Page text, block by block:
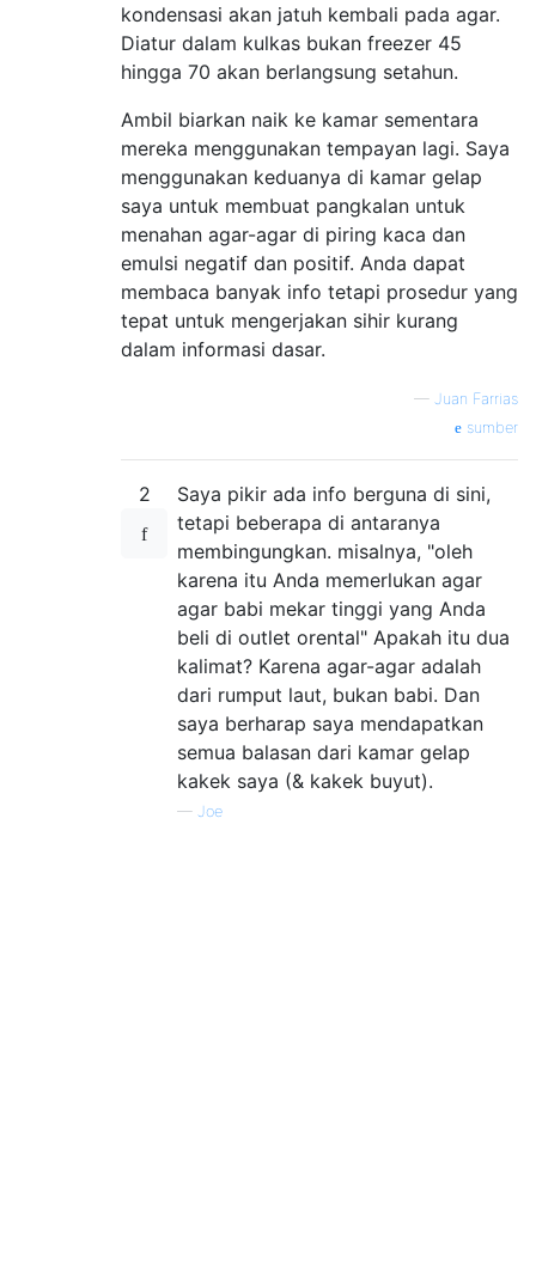
kondensasi akan jatuh kembali pada agar.
Diatur dalam kulkas bukan freezer 45
hingga 70 akan berlangsung setahun.
Ambil biarkan naik ke kamar sementara
mereka menggunakan tempayan lagi. Saya
menggunakan keduanya di kamar gelap
saya untuk membuat pangkalan untuk
menahan agar-agar di piring kaca dan
emulsi negatif dan positif. Anda dapat
membaca banyak info tetapi prosedur yang
tepat untuk mengerjakan sihir kurang
dalam informasi dasar.
— Juan Farrias
sumber
2
Saya pikir ada info berguna di sini,
tetapi beberapa di antaranya
membingungkan. misalnya, "oleh
karena itu Anda memerlukan agar
agar babi mekar tinggi yang Anda
beli di outlet orental" Apakah itu dua
kalimat? Karena agar-agar adalah
dari rumput laut, bukan babi. Dan
saya berharap saya mendapatkan
semua balasan dari kamar gelap
kakek saya (& kakek buyut).
— Joe